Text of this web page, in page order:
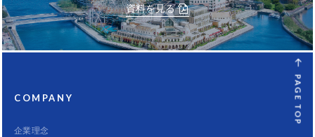
資料を見る
PAGE TOP
COMPANY
企業理念